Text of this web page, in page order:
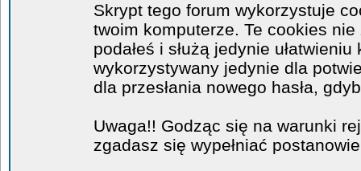
Skrypt tego forum wykorzystuje
twoim komputerze. Te cookies
podałeś i służą jedynie
wykorzystywany jedynie dla
dla przesłania nowego hasła,
Uwaga!! Godząc się na warunki
zgadasz się wypełniać